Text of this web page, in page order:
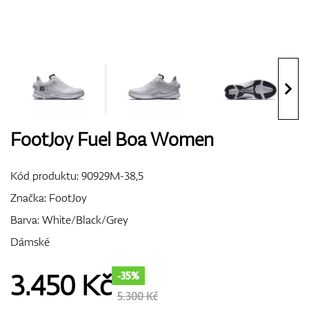
Bagy
GPS/Dálkoměry
Doplňky
FootJoy Fuel Boa Women
Kód produktu:90929M-38,5
Značka: FootJoy
Barva: White/Black/Grey
Dámské
3.450 Kč -35%
5.300 Kč